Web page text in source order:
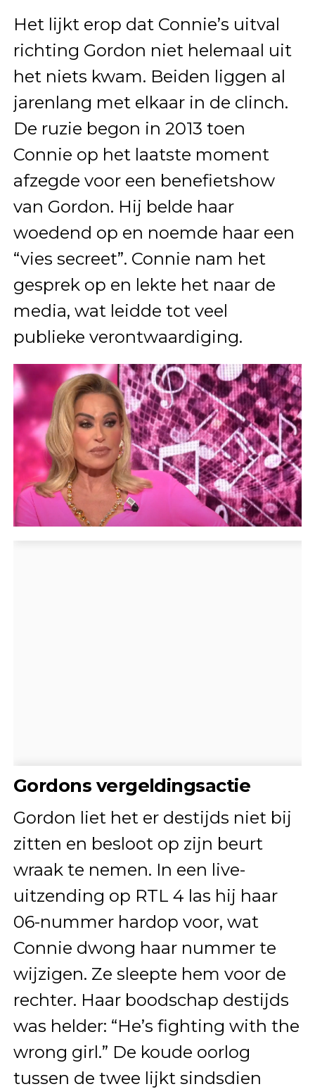
Het lijkt erop dat Connie’s uitval
richting Gordon niet helemaal uit
het niets kwam. Beiden liggen al
jarenlang met elkaar in de clinch.
De ruzie begon in 2013 toen
Connie op het laatste moment
afzegde voor een benefietshow
van Gordon. Hij belde haar
woedend op en noemde haar een
“vies secreet”. Connie nam het
gesprek op en lekte het naar de
media, wat leidde tot veel
publieke verontwaardiging.
Gordons vergeldingsactie
Gordon liet het er destijds niet bij
zitten en besloot op zijn beurt
wraak te nemen. In een live-
uitzending op RTL 4 las hij haar
06-nummer hardop voor, wat
Connie dwong haar nummer te
wijzigen. Ze sleepte hem voor de
rechter. Haar boodschap destijds
was helder: “He’s fighting with the
wrong girl.” De koude oorlog
tussen de twee lijkt sindsdien